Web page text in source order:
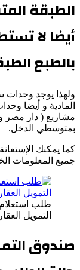
الطبقة
أيضا لا
بالطبع
ولهذا يوجد وحدات
المادية و أيضا
مشاريع ( دار
بمتوسطي الدخل.
كما يمكنك
جميع المعلومات
طلب
التمويل
صندوق